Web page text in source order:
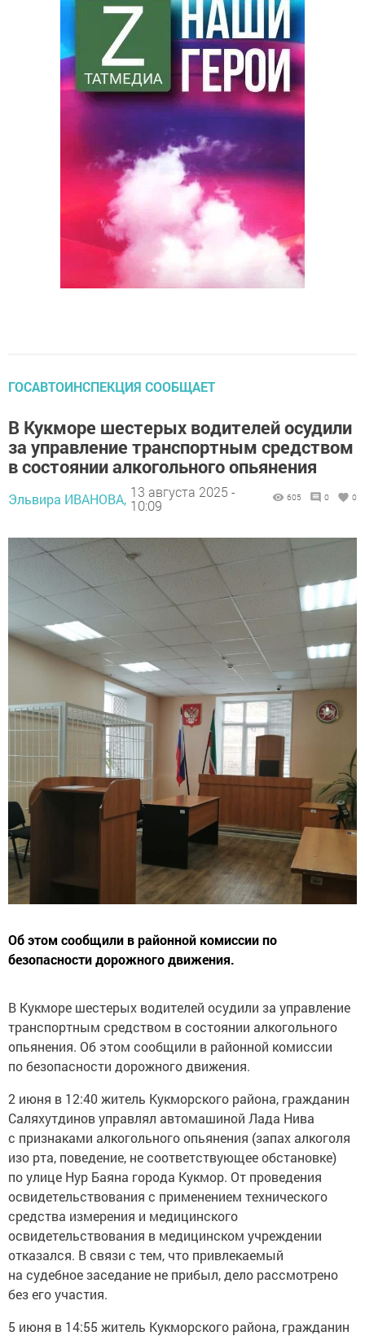
ГОСАВТОИНСПЕКЦИЯ СООБЩАЕТ
В Кукморе шестерых водителей осудили
за управление транспортным средством
в состоянии алкогольного опьянения
Эльвира ИВАНОВА, 13 августа 2025 -
10:09
605 0 0
Об этом сообщили в районной комиссии по
безопасности дорожного движения.
В Кукморе шестерых водителей осудили за управление
транспортным средством в состоянии алкогольного
опьянения. Об этом сообщили в районной комиссии
по безопасности дорожного движения.
2 июня в 12:40 житель Кукморского района, гражданин
Саляхутдинов управлял автомашиной Лада Нива
с признаками алкогольного опьянения (запах алкоголя
изо рта, поведение, не соответствующее обстановке)
по улице Нур Баяна города Кукмор. От проведения
освидетельствования с применением технического
средства измерения и медицинского
освидетельствования в медицинском учреждении
отказался. В связи с тем, что привлекаемый
на судебное заседание не прибыл, дело рассмотрено
без его участия.
5 июня в 14:55 житель Кукморского района, гражданин